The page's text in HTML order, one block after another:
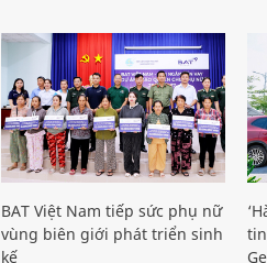
BAT Việt Nam tiếp sức phụ nữ
vùng biên giới phát triển sinh
kế